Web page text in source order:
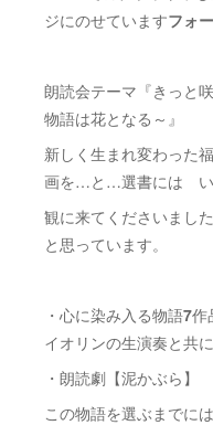
ジにのせていますフォ
朗読会テーマ『きっと
物語は花となる～』
新しく生まれ変わった
画を…と…選書には い
観に来てくださいまし
と思っています。
・心に染み入る物語7作
イオリンの生演奏と共
・朗読劇【泥かぶら】
この物語を選ぶまでに